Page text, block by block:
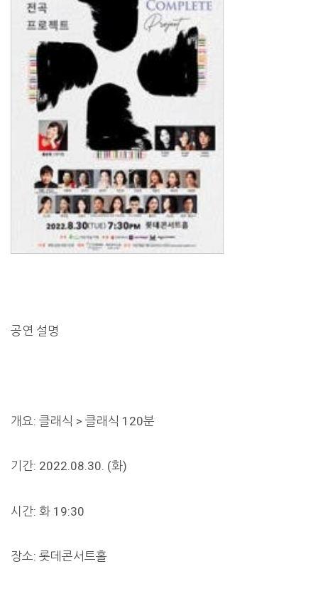
공연 설명
개요: 클래식 > 클래식 120분
기간: 2022.08.30. (화)
시간: 화 19:30
장소: 롯데콘서트홀